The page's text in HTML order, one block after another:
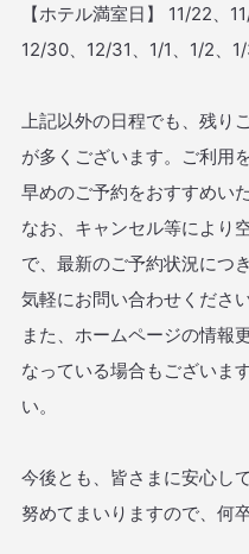
【ホテル満室日】 11/22、
12/30、12/31、1/1、1/2、
上記以外の日程でも、残り
が多くございます。ご利用
早めのご予約をおすすめいた
なお、キャンセル等により
で、最新のご予約状況につ
気軽にお問い合わせください
また、ホームページの情報
なっている場合もございま
い。
今後とも、皆さまに安心し
努めてまいりますので、何